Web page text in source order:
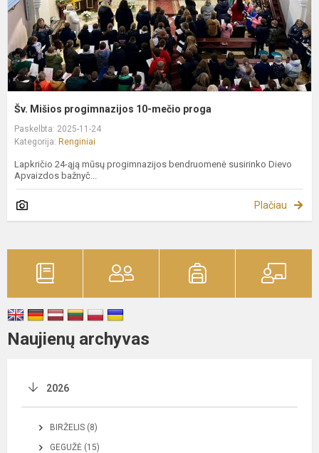
Šv. Mišios progimnazijos 10-mečio proga
Paskelbta: 2025-11-24
Kategorija: Renginiai
Lapkričio 24-ąją mūsų progimnazijos bendruomenė susirinko Dievo
Apvaizdos bažnyč...
Plačiau
Naujienų archyvas
2026
BIRŽELIS (8)
GEGUŽĖ (15)